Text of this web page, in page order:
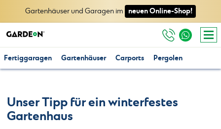
Gartenhäuser und Garagen im neuen Online-Shop!
Fertiggaragen Gartenhäuser Carports Pergolen
Unser Tipp für ein winterfestes
Gartenhaus